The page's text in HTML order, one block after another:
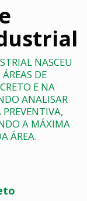
NASCEU
DE
E NA
ANALISAR
A MÁXIMA
ÁREA.